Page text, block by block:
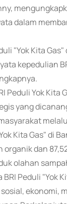
dalam
"Yok Kita
kepedulian
Peduli Yok
yang
Kita Gas" di
organik dan
olahan
Peduli "Yok
ekonomi,